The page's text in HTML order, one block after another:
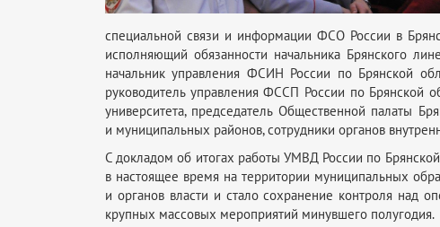
специальной связи и информации ФСО России в
исполняющий обязанности начальника Брянского
начальник управления ФСИН России по Брянской
руководитель управления ФССП России по Брянской
университета, председатель Общественной палаты
и муниципальных районов, сотрудники органов
С докладом об итогах работы УМВД России по
в настоящее время на территории муниципальных
и органов власти и стало сохранение контроля над
крупных массовых мероприятий минувшего полугодия.